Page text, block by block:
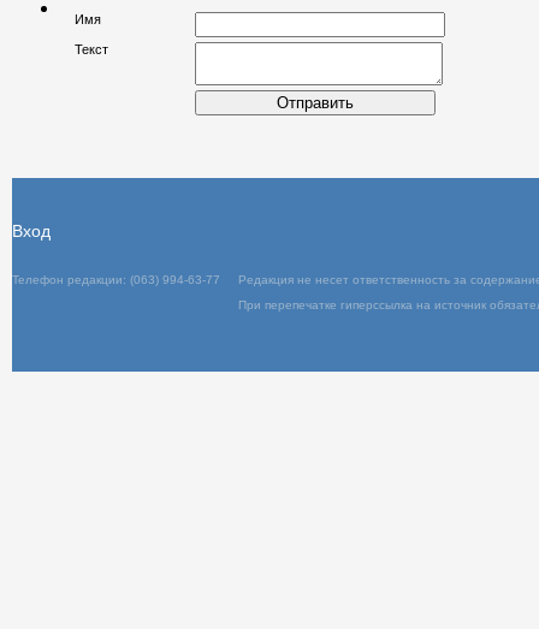
Комментарии посетителей сайта
Отправить